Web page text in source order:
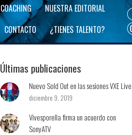
COACHING
NUESTRA EDITORIAL
CONTACTO ¿TIENES TALENTO?
Últimas publicaciones
Nuevo Sold Out en las sesiones VXE Live
diciembre 9, 2019
Vivesporella firma un acuerdo con
SonyATV